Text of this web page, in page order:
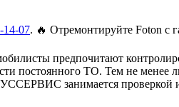
14-07. 🔥 Отремонтируйте Foton с
предпочитают
постоянного ТО. Тем не менее
занимается